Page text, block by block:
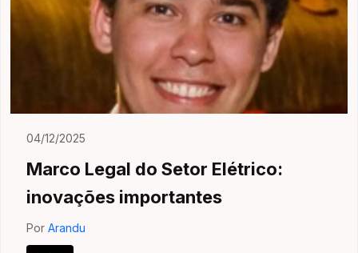
04/12/2025
Marco Legal do Setor Elétrico:
inovações importantes
Por Arandu